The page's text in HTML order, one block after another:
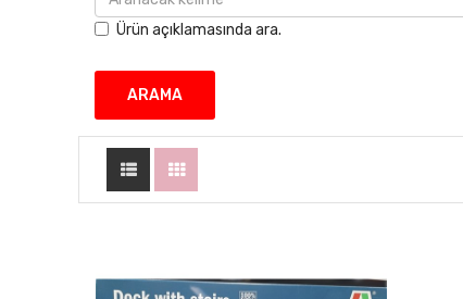
Ürün açıklamasında ara.